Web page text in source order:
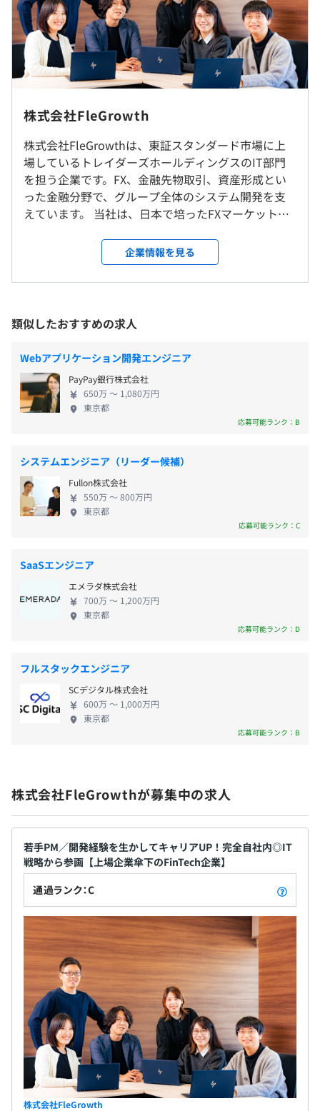
主に個人投資家向けに提供され、FX取引を簡単に始めら
れる環境を提供しています。
【自社サービスの特徴】
■高性能な自社開発の約定エンジン
ンジンを保有しています。
この高性能なエンジンを基盤に、FX（外国為替証拠金取
引）、システムトレード、暗号資産（仮想通貨）、バイナ
リーオプションなど、時代のニーズに合わせたさまざまな
取引システムを開発しています。
■高頻度取引（HFT）領域で経験を積める
HFT領域における開発をおこなっており、超低レイテンシ
やリアルタイムデータ解析など、エンジニアとしての極限
コンピューターアルゴリズムを使い、1秒間に数千回から
手法です。
相談の上、ご希望のマシンを支給いたします。
ウォーターフォール
【開発プロセス】
■ウォーターフォール開発手法を採用：要件定義や設計、
実装、テスト、リリースの各フェーズを順序立てて進行し
おこないながら品質を確保しつつプロジェクトを完遂しま
■コードレビューやテスト工程を重視：堅牢で安定したシ
ステムを構築します
■システム運用の自動化ツールを活用：信頼性の高い運用
環境を提供しています
【開発環境】
■言語：Java、Python、C++
■フレームワーク：Spring Boot、Vue.js
■データベース：MySQL、PostgreSQL
■バージョン管理：Git（GitLab、GitHub）
■CI/CD：Jenkins、Docker
■インフラ：AWS、GCP、Kubernetes
■その他ツール：Slack、JIRA、Confluence
■テスト環境：JUnit、Selenium、JMeterなどを使用し
た自動テスト
◎転勤なし／リモート可
就業場所の変更範囲
＜雇入時＞
東京本社
＜変更範囲＞
会社の定める場所（テレワークをおこなう場所を含む）
受動喫煙防止措置に関する事項
東京メトロ日比谷線「恵比寿駅」1番出口徒歩7分
（※想定年収は年収提示額を保証するものではありません）
■標準労働時間｜9：00〜18：00（所定労働時間8時間）
平均残業時間：月20時間以下
■完全週休2日制（土日祝）
■産前産後休暇、慶弔休暇など
・入社日3日、試用期間終了後7日付与
■通勤手当：会社規定に基づき支給（月額10万円まで）
■在宅勤務手当（月5,000円）
決算賞与：年2回
※業績によって賞与の支給あり（前年度実績2カ月分）
昇給：あり
社会保険完備（健康保険・厚生年金加入・雇用保険・労災
株式会社FleGrowth
株式会社FleGrowthは、東証スタンダード市場に上
場しているトレイダーズホールディングスのIT部門
を担う企業です。FX、金融先物取引、資産形成とい
った金融分野で、グループ全体のシステム開発を支
えています。 当社は、日本で培ったFXマーケットで
を強みとし、世界市場でのシェア獲得を目指してい
ます。現在（2024年8月時点）は、ベトナムのハノイ
に約110名、中国の大連に約40名の開発チームを配置
金融システム開発を進めています。 当社が開発する
金融システムは、外国為替証拠金取引システムや暗
号資産証拠金取引システムなどのパッケージとして
金融事業会社に提供・運用されています。 親会社で
あるトレイダーズホールディングス傘下には、個人
投資家向けFXオンライン取引サービス『みんなの
FX』を提供するトレーダーズ証券もあります。『み
2025」の人気部門で第1位を獲得する（株式会社ライ
ブドア調べ）など、高い評価を得ているサービスで
す。 ☆★業界最高水準のトレーディングシステムを
開発する上場企業傘下のFinTech企業で、エンジニア
組織を一緒に成長させてくださる方を募集していま
企業情報を見る
類似したおすすめの求人
Webアプリケーション開発エンジニア
PayPay銀行株式会社
650万 〜 1,080万円
東京都
応募可能ランク：B
システムエンジニア（リーダー候補）
Fullon株式会社
550万 〜 800万円
東京都
応募可能ランク：C
SaaSエンジニア
エメラダ株式会社
700万 〜 1,200万円
東京都
応募可能ランク：D
フルスタックエンジニア
SCデジタル株式会社
600万 〜 1,000万円
東京都
応募可能ランク：B
株式会社FleGrowthが募集中の求人
若手PM／開発経験を生かしてキャリアUP！完全自社内◎IT
戦略から参画【上場企業傘下のFinTech企業】
通過ランク：C
株式会社FleGrowth